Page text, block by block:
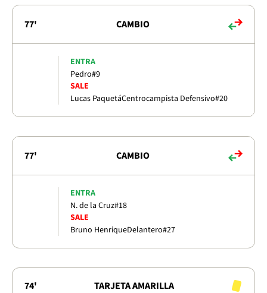
77' CAMBIO
ENTRA
Pedro#9
SALE
Lucas PaquetáCentrocampista Defensivo#20
77' CAMBIO
ENTRA
N. de la Cruz#18
SALE
Bruno HenriqueDelantero#27
74' TARJETA AMARILLA